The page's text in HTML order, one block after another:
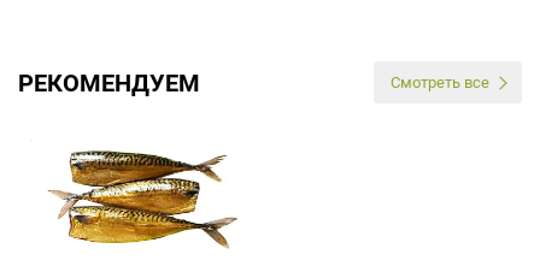
РЕКОМЕНДУЕМ Смотреть все